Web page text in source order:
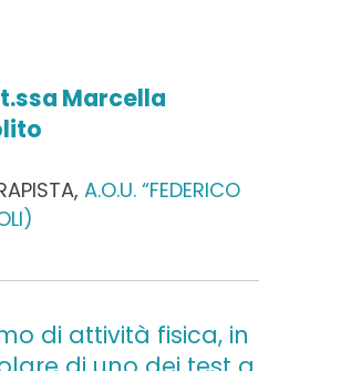
Marcella
A.O.U. “FEDERICO
di attività fisica, in